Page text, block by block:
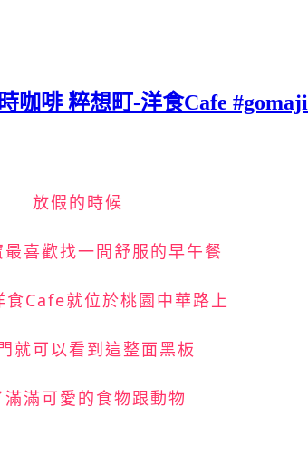
咖啡 粹想町-洋食Cafe
放假的時候
喜歡找一間舒服的早午餐
食Cafe就位於桃園中華路上
就可以看到這整面黑板
滿滿可愛的食物跟動物